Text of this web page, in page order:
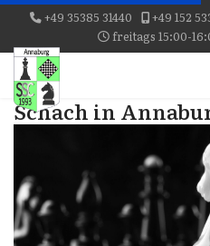
+49 35385 31440 +49 152
freitags 15:00-
Schach in